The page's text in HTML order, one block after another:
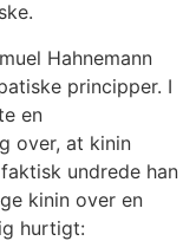
Hahnemann
principper. I
en
over, at kinin
undrede han
kinin over en
hurtigt: